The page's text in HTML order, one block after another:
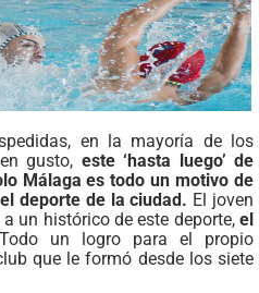
en la mayoría de los
gusto, este ‘hasta luego’ de
Málaga es todo un motivo de
deporte de la ciudad. El joven
un histórico de este deporte,el
un logro para el propio
que le formó desde los siete